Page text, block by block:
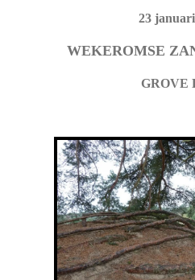
23 januari
WEKEROMSE
GROVE